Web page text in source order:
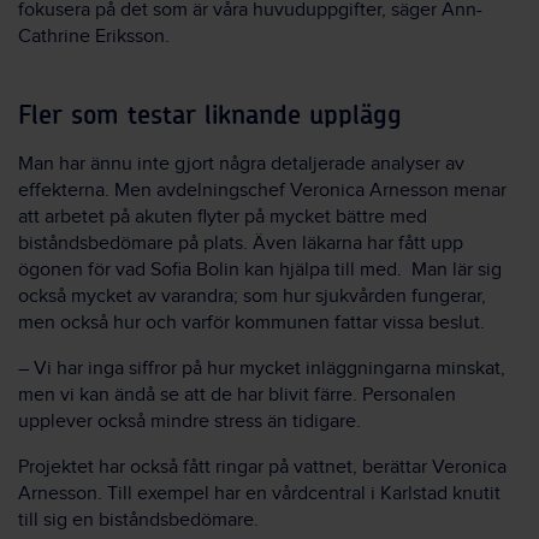
fokusera på det som är våra huvuduppgifter, säger Ann-
Cathrine Eriksson.
Fler som testar liknande upplägg
Man har ännu inte gjort några detaljerade analyser av
effekterna. Men avdelningschef Veronica Arnesson menar
att arbetet på akuten flyter på mycket bättre med
biståndsbedömare på plats. Även läkarna har fått upp
ögonen för vad Sofia Bolin kan hjälpa till med. Man lär sig
också mycket av varandra; som hur sjukvården fungerar,
men också hur och varför kommunen fattar vissa beslut.
– Vi har inga siffror på hur mycket inläggningarna minskat,
men vi kan ändå se att de har blivit färre. Personalen
upplever också mindre stress än tidigare.
Projektet har också fått ringar på vattnet, berättar Veronica
Arnesson. Till exempel har en vårdcentral i Karlstad knutit
till sig en biståndsbedömare.